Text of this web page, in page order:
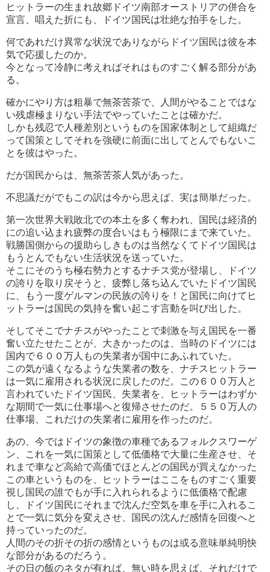
ヒットラーの生まれ故郷ドイツ南部オーストリアの併合を
宣言、唱えた折にも、ドイツ国民は壮絶な拍手をした。
何であれだけ異常な状況でありながらドイツ国民は彼を本
気で応援したのか。
今となって冷静に考えればそれはものすごく解る部分があ
る。
確かにやり方は粗暴で無茶苦茶で、人間がやることではな
い残虐極まりない手法でやっていたことは確かだ。
しかも残忍で人種差別というものを国家体制として組織だ
って国策としてそれを強硬に前面に出してとんでもないこ
とを彼はやった。
だが国民からは、無茶苦茶人気があった。
不思議だがでもこの訳は今から思えば、実は簡単だった。
第一次世界大戦敗北での本土を多く奪われ、国民は経済的
にの追い込まれ疲弊の度合いはもう極限にまで来ていた。
戦勝国側からの援助らしきものは当然なくてドイツ国民は
もうとんでもない生活状況を送っていた。
そこにそのうち極右勢力とするナチス党が登場し、ドイツ
の誇りを取り戻そうと、疲弊し落ち込んでいたドイツ国民
に、もう一度ゲルマンの民族の誇りを！と国民に向けてヒ
ットラーは国民の気持を奮い起こす言動を叫び出した。
そしてそこでナチスがやったことで刺激を与え国民を一番
奮い立たせたことが、大きかったのは、当時のドイツには
国内で６００万人もの失業者が国中にあふれていた。
この気が遠くなるような失業者の数を、ナチスヒットラー
は一気に雇用される状況に戻したのだ。この６００万人と
言われていたドイツ国民、失業者を、ヒットラーはわずか
な期間で一気に仕事場へと復帰させたのだ。５５０万人の
仕事場、これだけの失業者に雇用を作ったのだ。
あの、今ではドイツの象徴の車種であるフォルクスワーゲ
ン、これを一気に国策として低価格で大量に生産させ、そ
れまで車など高給で高価でほとんどの国民が買えなかった
この車というものを、ヒットラーはここをものすごく重要
視し国民の誰でもが手に入れられるように低価格で配慮
し、ドイツ国民にそれまで沈んだ空気を車を手に入れるこ
とで一気に気分を変えさせ、国民の沈んだ感情を回復へと
持っていったのだ。
人間のその折その折の感情というものは或る意味単純明快
な部分があるのだろう。
その日の飯のネタが有れば、無い時を思えば、それだけで